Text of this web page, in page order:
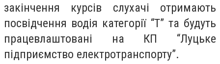
закінчення курсів слухачі отримають
посвідчення водія категорії “Т” та будуть
працевлаштовані на КП “Луцьке
підприємство електротранспорту”.